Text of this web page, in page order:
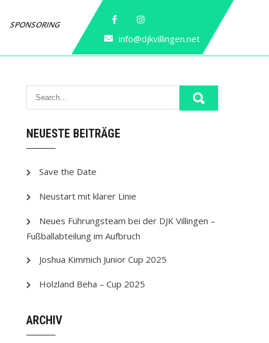
info@djkvillingen.net
SPONSORING
NEUESTE BEITRÄGE
Save the Date
Neustart mit klarer Linie
Neues Führungsteam bei der DJK Villingen –
Fußballabteilung im Aufbruch
Joshua Kimmich Junior Cup 2025
Holzland Beha – Cup 2025
ARCHIV